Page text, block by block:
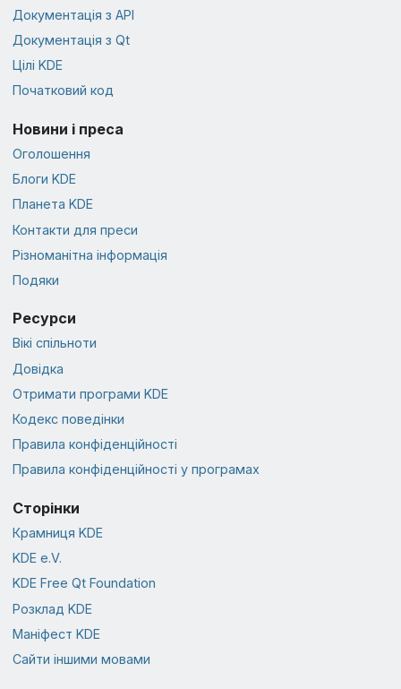
Документація з API
Документація з Qt
Цілі KDE
Початковий код
Новини і преса
Оголошення
Блоги KDE
Планета KDE
Контакти для преси
Різноманітна інформація
Подяки
Ресурси
Вікі спільноти
Довідка
Отримати програми KDE
Кодекс поведінки
Правила конфіденційності
Правила конфіденційності у програмах
Сторінки
Крамниця KDE
KDE e.V.
KDE Free Qt Foundation
Розклад KDE
Маніфест KDE
Сайти іншими мовами